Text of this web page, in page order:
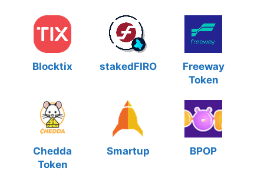
Blocktix stakedFIRO
Freeway
Token
Chedda
Token
Smartup BPOP